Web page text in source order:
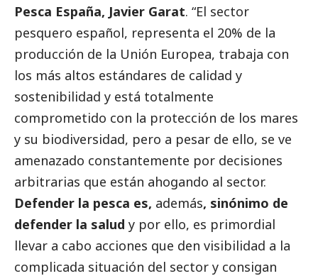
Pesca España, Javier Garat. “El sector
pesquero español, representa el 20% de la
producción de la Unión Europea, trabaja con
los más altos estándares de calidad y
sostenibilidad y está totalmente
comprometido con la protección de los mares
y su biodiversidad, pero a pesar de ello, se ve
amenazado constantemente por decisiones
arbitrarias que están ahogando al sector.
Defender la pesca es, además, sinónimo de
defender la salud y por ello, es primordial
llevar a cabo acciones que den visibilidad a la
complicada situación del sector y consigan